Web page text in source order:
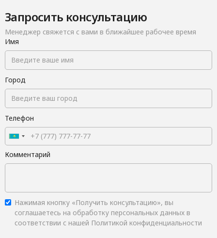
Запросить консультацию
Менеджер свяжется с вами в ближайшее рабочее время
Имя
Город
Телефон
Комментарий
Нажимая кнопку «Получить консультацию», вы
соглашаетесь на обработку персональных данных в
соответствии с нашей Политикой конфиденциальности